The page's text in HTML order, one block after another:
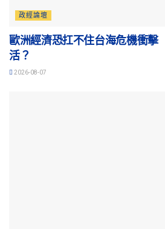
政經論壇
歐洲經濟恐扛不住台海危機衝
活？
2026-08-07